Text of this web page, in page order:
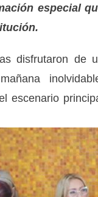
especial
disfrutaron de
escenario